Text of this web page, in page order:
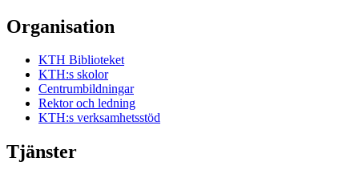
Organisation
KTH Biblioteket
KTH:s skolor
Centrumbildningar
Rektor och ledning
KTH:s verksamhetsstöd
Tjänster